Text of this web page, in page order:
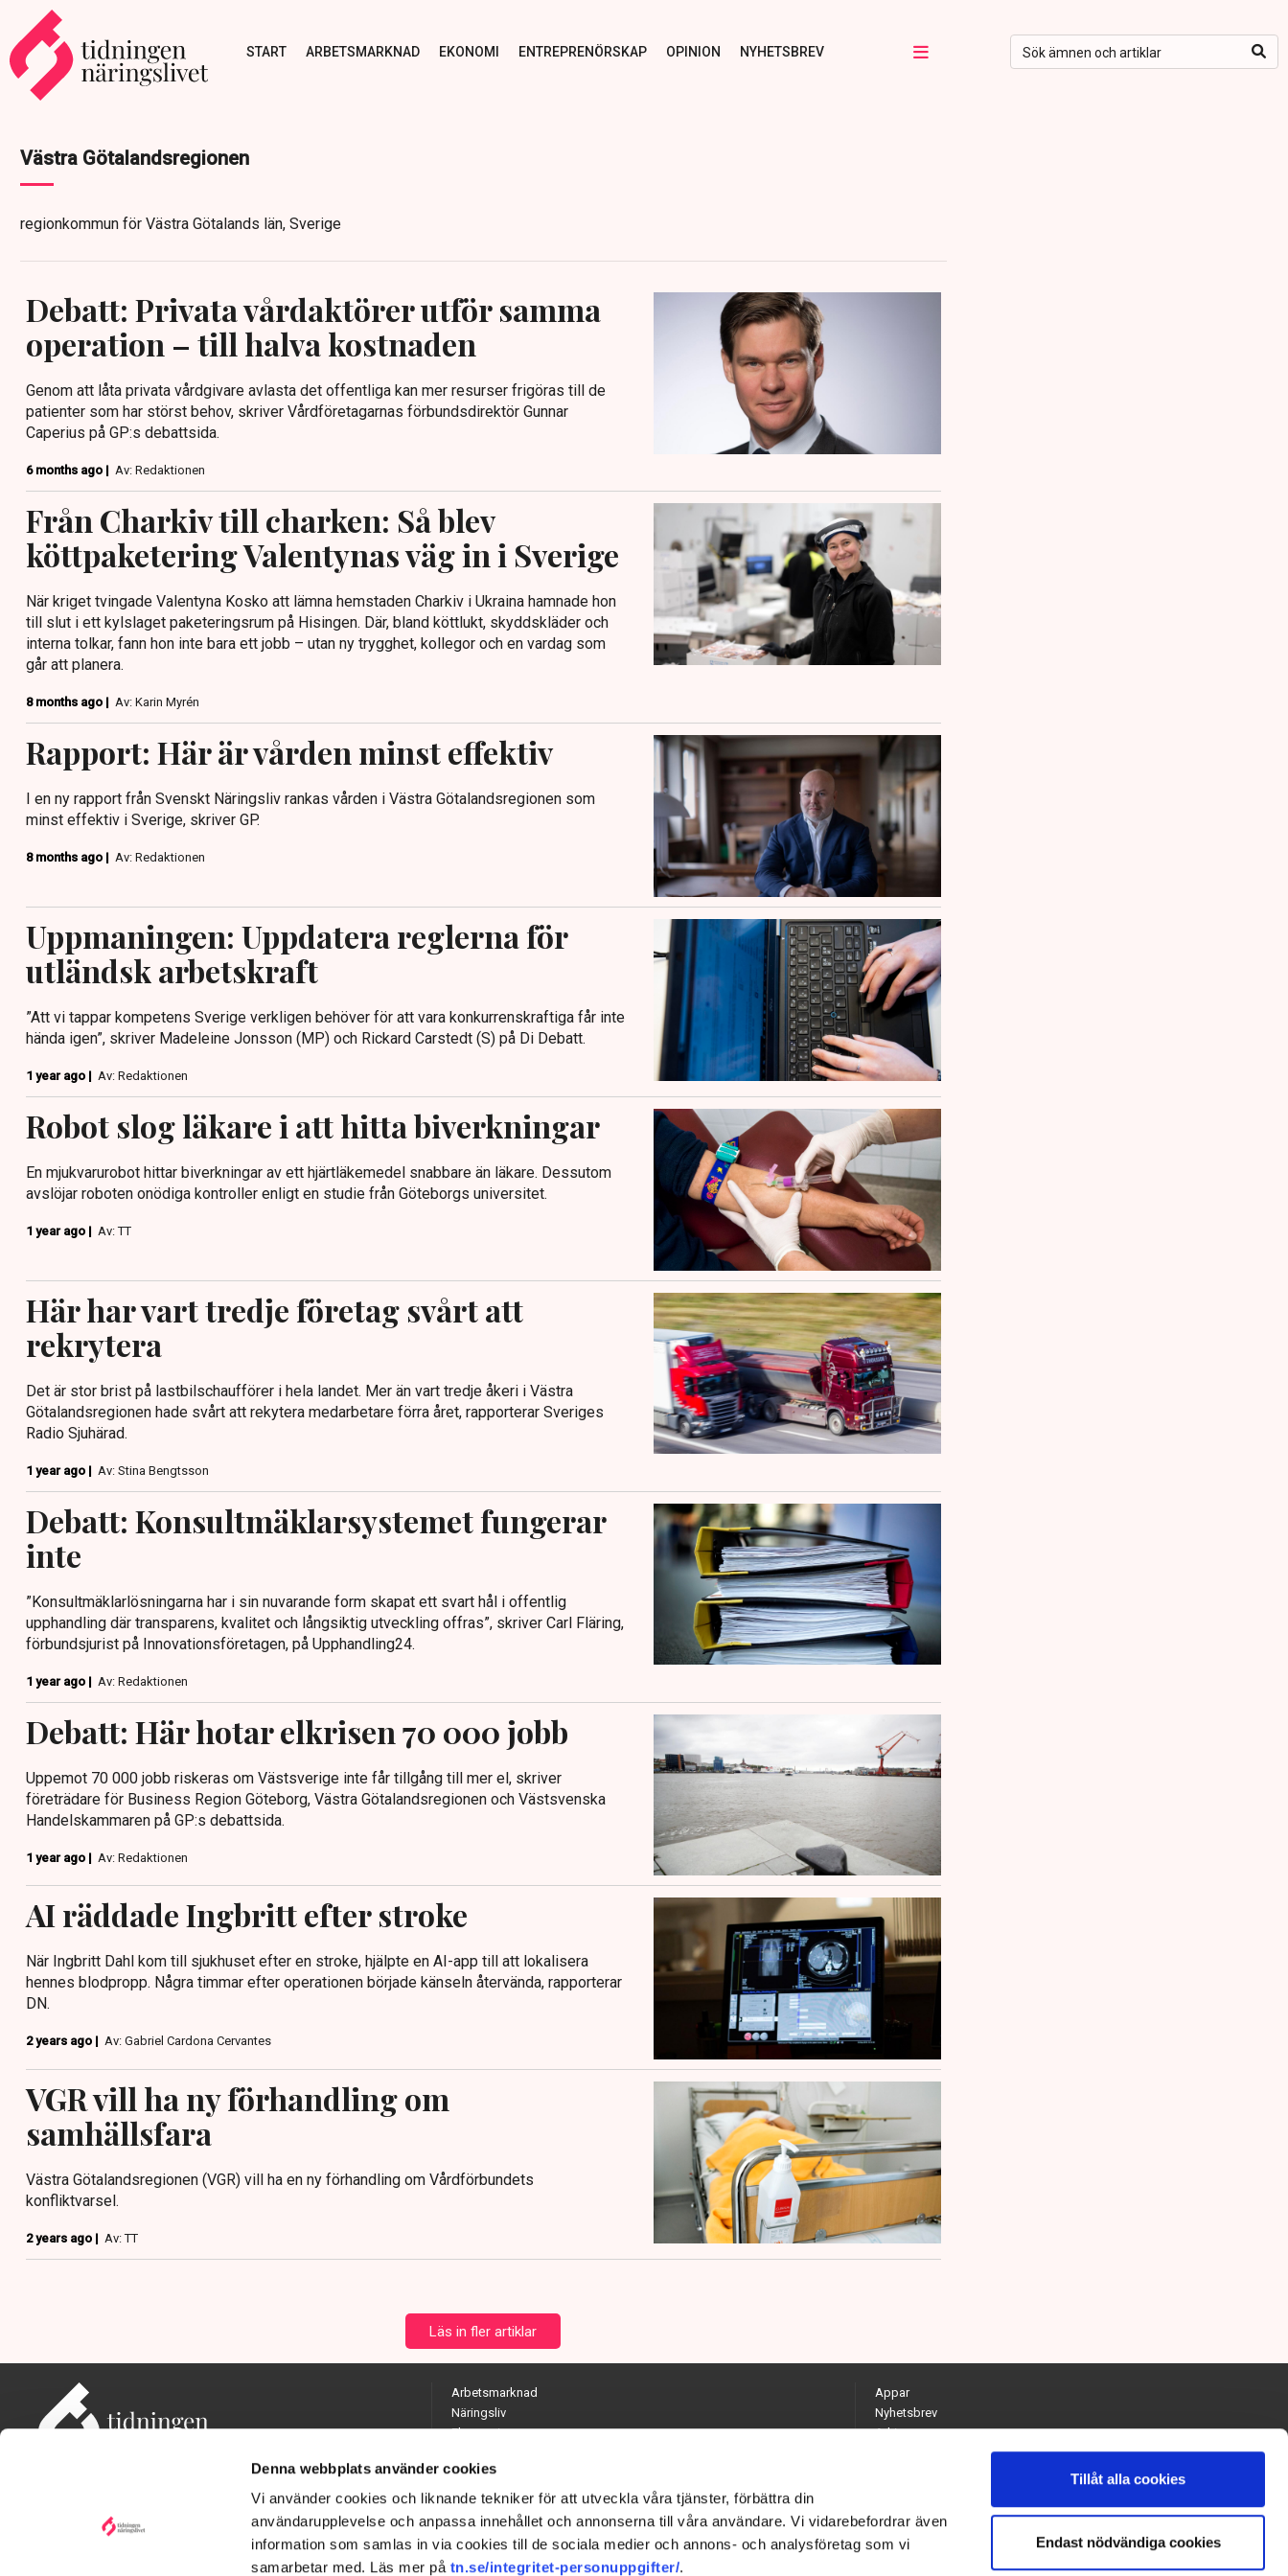
Denna webbplats använder cookies
Vi använder cookies och liknande tekniker för att utveckla våra tjänster, förbättra din
användarupplevelse och anpassa innehållet och annonserna till våra användare. Vi vidarebefordrar även
information som samlas in via cookies till de sociala medier och annons- och analysföretag som vi
samarbetar med. Läs mer på tn.se/integritet-personuppgifter/.
Tillåt alla cookies
Endast nödvändiga cookies
START ARBETSMARKNAD EKONOMI ENTREPRENÖRSKAP OPINION NYHETSBREV
Västra Götalandsregionen
regionkommun för Västra Götalands län, Sverige
Debatt: Privata vårdaktörer utför samma
operation – till halva kostnaden
Genom att låta privata vårdgivare avlasta det offentliga kan mer resurser frigöras till de
patienter som har störst behov, skriver Vårdföretagarnas förbundsdirektör Gunnar
Caperius på GP:s debattsida.
6 months ago | Av: Redaktionen
Från Charkiv till charken: Så blev
köttpaketering Valentynas väg in i Sverige
När kriget tvingade Valentyna Kosko att lämna hemstaden Charkiv i Ukraina hamnade hon
till slut i ett kylslaget paketeringsrum på Hisingen. Där, bland köttlukt, skyddskläder och
interna tolkar, fann hon inte bara ett jobb – utan ny trygghet, kollegor och en vardag som
går att planera.
8 months ago | Av: Karin Myrén
Rapport: Här är vården minst effektiv
I en ny rapport från Svenskt Näringsliv rankas vården i Västra Götalandsregionen som
minst effektiv i Sverige, skriver GP.
8 months ago | Av: Redaktionen
Uppmaningen: Uppdatera reglerna för
utländsk arbetskraft
”Att vi tappar kompetens Sverige verkligen behöver för att vara konkurrenskraftiga får inte
hända igen”, skriver Madeleine Jonsson (MP) och Rickard Carstedt (S) på Di Debatt.
1 year ago | Av: Redaktionen
Robot slog läkare i att hitta biverkningar
En mjukvarurobot hittar biverkningar av ett hjärtläkemedel snabbare än läkare. Dessutom
avslöjar roboten onödiga kontroller enligt en studie från Göteborgs universitet.
1 year ago | Av: TT
Här har vart tredje företag svårt att
rekrytera
Det är stor brist på lastbilschaufförer i hela landet. Mer än vart tredje åkeri i Västra
Götalandsregionen hade svårt att rekytera medarbetare förra året, rapporterar Sveriges
Radio Sjuhärad.
1 year ago | Av: Stina Bengtsson
Debatt: Konsultmäklarsystemet fungerar
inte
”Konsultmäklarlösningarna har i sin nuvarande form skapat ett svart hål i offentlig
upphandling där transparens, kvalitet och långsiktig utveckling offras”, skriver Carl Fläring,
förbundsjurist på Innovationsföretagen, på Upphandling24.
1 year ago | Av: Redaktionen
Debatt: Här hotar elkrisen 70 000 jobb
Uppemot 70 000 jobb riskeras om Västsverige inte får tillgång till mer el, skriver
företrädare för Business Region Göteborg, Västra Götalandsregionen och Västsvenska
Handelskammaren på GP:s debattsida.
1 year ago | Av: Redaktionen
AI räddade Ingbritt efter stroke
När Ingbritt Dahl kom till sjukhuset efter en stroke, hjälpte en AI-app till att lokalisera
hennes blodpropp. Några timmar efter operationen började känseln återvända, rapporterar
DN.
2 years ago | Av: Gabriel Cardona Cervantes
VGR vill ha ny förhandling om
samhällsfara
Västra Götalandsregionen (VGR) vill ha en ny förhandling om Vårdförbundets
konfliktvarsel.
2 years ago | Av: TT
Läs in fler artiklar
Adress: Tidningen Näringslivet, 114 82 Stockholm
Besöksadress: Storgatan 19, Stockholm
Arbetsmarknad
Näringsliv
Ekonomi
Opinion
Hållbarhet
Utrikes
Quiz
Appar
Nyhetsbrev
Arkiv
Kontakta redaktionen
Chefredaktör och ansvarig utgivare: